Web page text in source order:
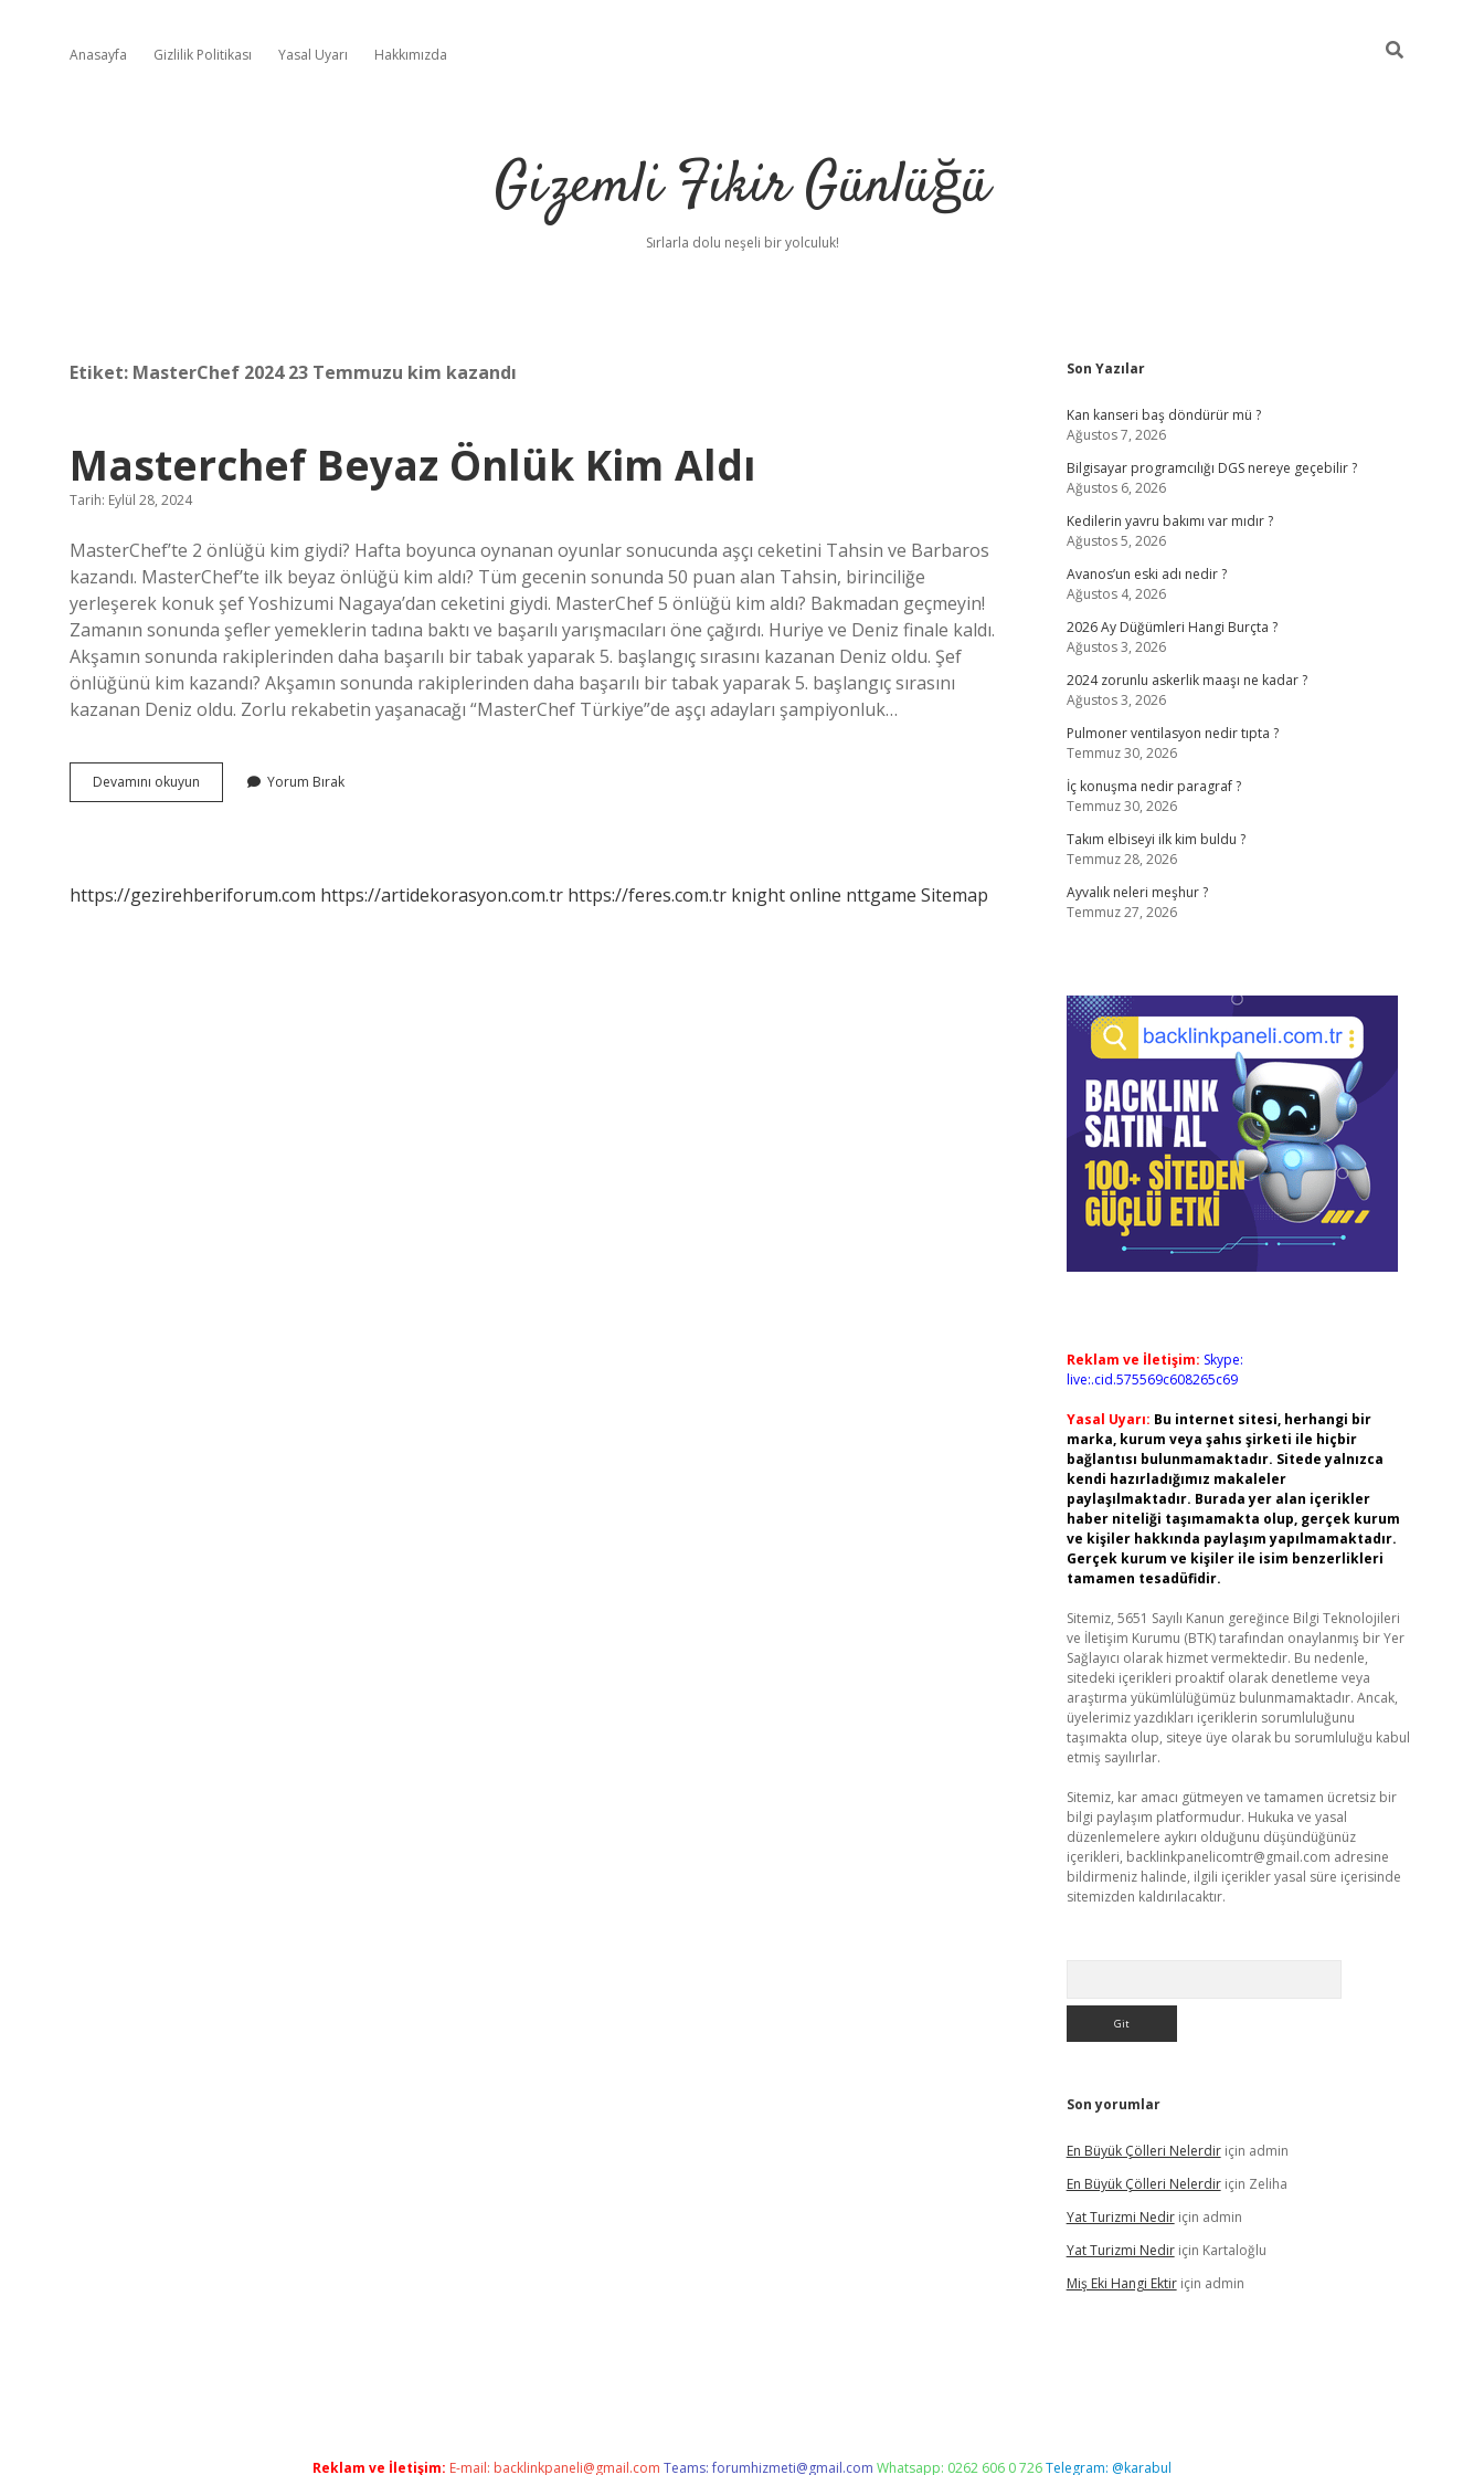
Anasayfa Gizlilik Politikası Yasal Uyarı Hakkımızda
Gizemli Fikir Günlüğü
Sırlarla dolu neşeli bir yolculuk!
Etiket: MasterChef 2024 23 Temmuzu kim kazandı
Masterchef Beyaz Önlük Kim Aldı
Tarih: Eylül 28, 2024
MasterChef’te 2 önlüğü kim giydi? Hafta boyunca oynanan oyunlar sonucunda aşçı ceketini Tahsin ve Barbaros
kazandı. MasterChef’te ilk beyaz önlüğü kim aldı? Tüm gecenin sonunda 50 puan alan Tahsin, birinciliğe
yerleşerek konuk şef Yoshizumi Nagaya’dan ceketini giydi. MasterChef 5 önlüğü kim aldı? Bakmadan geçmeyin!
Zamanın sonunda şefler yemeklerin tadına baktı ve başarılı yarışmacıları öne çağırdı. Huriye ve Deniz finale kaldı.
Akşamın sonunda rakiplerinden daha başarılı bir tabak yaparak 5. başlangıç ​​sırasını kazanan Deniz oldu. Şef
önlüğünü kim kazandı? Akşamın sonunda rakiplerinden daha başarılı bir tabak yaparak 5. başlangıç ​​​​sırasını
kazanan Deniz oldu. Zorlu rekabetin yaşanacağı “MasterChef Türkiye”de aşçı adayları şampiyonluk…
Devamını okuyun Masterchef
Beyaz
Yorum Bırak
https://gezirehberiforum.com https://artidekorasyon.com.tr https://feres.com.tr knight online nttgame Sitemap
Sidebar
Son Yazılar
Kan kanseri baş döndürür mü ?
Ağustos 7, 2026
Bilgisayar programcılığı DGS nereye geçebilir ?
Ağustos 6, 2026
Kedilerin yavru bakımı var mıdır ?
Ağustos 5, 2026
Avanos’un eski adı nedir ?
Ağustos 4, 2026
2026 Ay Düğümleri Hangi Burçta ?
Ağustos 3, 2026
2024 zorunlu askerlik maaşı ne kadar ?
Ağustos 3, 2026
Pulmoner ventilasyon nedir tıpta ?
Temmuz 30, 2026
İç konuşma nedir paragraf ?
Temmuz 30, 2026
Takım elbiseyi ilk kim buldu ?
Temmuz 28, 2026
Ayvalık neleri meşhur ?
Temmuz 27, 2026
Reklam ve İletişim: Skype:
live:.cid.575569c608265c69
Yasal Uyarı: Bu internet sitesi, herhangi bir
marka, kurum veya şahıs şirketi ile hiçbir
bağlantısı bulunmamaktadır. Sitede yalnızca
kendi hazırladığımız makaleler
paylaşılmaktadır. Burada yer alan içerikler
haber niteliği taşımamakta olup, gerçek kurum
ve kişiler hakkında paylaşım yapılmamaktadır.
Gerçek kurum ve kişiler ile isim benzerlikleri
tamamen tesadüfidir.
Sitemiz, 5651 Sayılı Kanun gereğince Bilgi Teknolojileri
ve İletişim Kurumu (BTK) tarafından onaylanmış bir Yer
Sağlayıcı olarak hizmet vermektedir. Bu nedenle,
sitedeki içerikleri proaktif olarak denetleme veya
araştırma yükümlülüğümüz bulunmamaktadır. Ancak,
üyelerimiz yazdıkları içeriklerin sorumluluğunu
taşımakta olup, siteye üye olarak bu sorumluluğu kabul
etmiş sayılırlar.
Sitemiz, kar amacı gütmeyen ve tamamen ücretsiz bir
bilgi paylaşım platformudur. Hukuka ve yasal
düzenlemelere aykırı olduğunu düşündüğünüz
içerikleri, backlinkpanelicomtr@gmail.com adresine
bildirmeniz halinde, ilgili içerikler yasal süre içerisinde
sitemizden kaldırılacaktır.
Son yorumlar
En Büyük Çölleri Nelerdiriçin admin
En Büyük Çölleri Nelerdiriçin Zeliha
Yat Turizmi Nediriçin admin
Yat Turizmi Nediriçin Kartaloğlu
Miş Eki Hangi Ektiriçin admin
Reklam ve İletişim: E-mail: backlinkpaneli@gmail.com Teams:forumhizmeti@gmail.com Whatsapp: 0262 606 0 726Telegram: @karabul